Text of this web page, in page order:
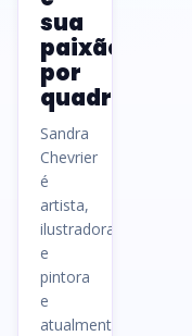
sua
paixão
por
quadrinhos
Sandra
Chevrier
é
artista,
ilustradora
e
pintora
e
atualmente